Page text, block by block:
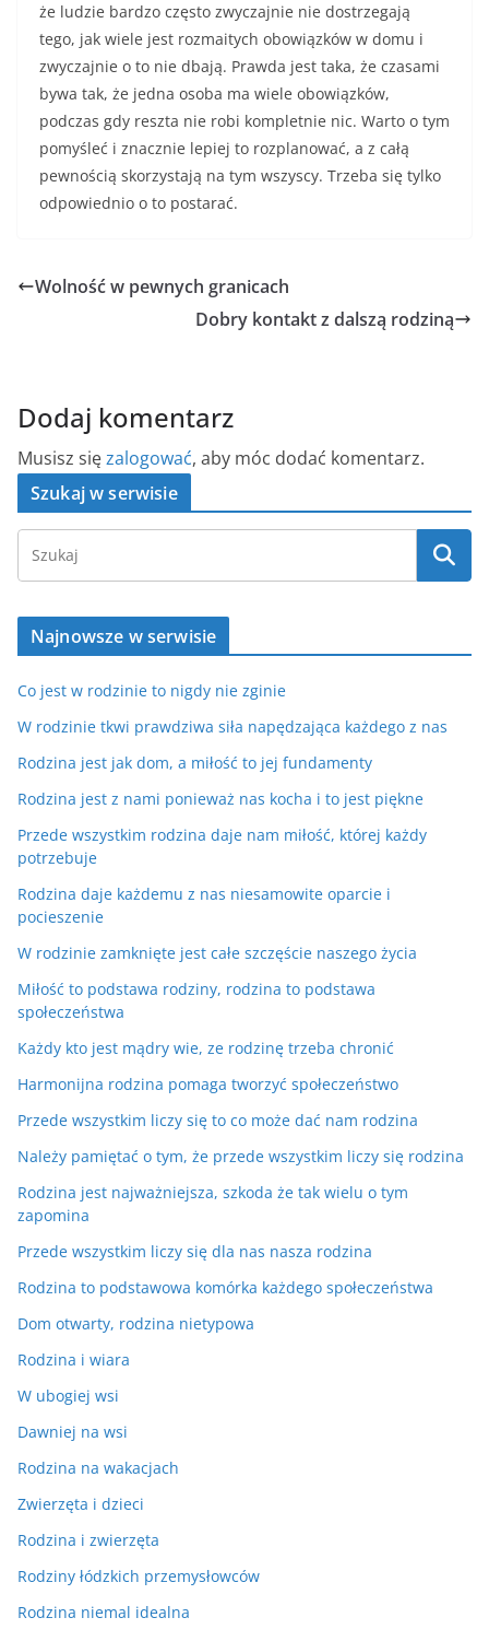
że ludzie bardzo często zwyczajnie nie dostrzegają
tego, jak wiele jest rozmaitych obowiązków w domu i
zwyczajnie o to nie dbają. Prawda jest taka, że czasami
bywa tak, że jedna osoba ma wiele obowiązków,
podczas gdy reszta nie robi kompletnie nic. Warto o tym
pomyśleć i znacznie lepiej to rozplanować, a z całą
pewnością skorzystają na tym wszyscy. Trzeba się tylko
odpowiednio o to postarać.
Wolność w pewnych granicach
Dobry kontakt z dalszą rodziną
Dodaj komentarz
Musisz sięzalogować, aby móc dodać komentarz.
Szukaj w serwisie
Najnowsze w serwisie
Co jest w rodzinie to nigdy nie zginie
W rodzinie tkwi prawdziwa siła napędzająca każdego z nas
Rodzina jest jak dom, a miłość to jej fundamenty
Rodzina jest z nami ponieważ nas kocha i to jest piękne
Przede wszystkim rodzina daje nam miłość, której każdy
potrzebuje
Rodzina daje każdemu z nas niesamowite oparcie i
pocieszenie
W rodzinie zamknięte jest całe szczęście naszego życia
Miłość to podstawa rodziny, rodzina to podstawa
społeczeństwa
Każdy kto jest mądry wie, ze rodzinę trzeba chronić
Harmonijna rodzina pomaga tworzyć społeczeństwo
Przede wszystkim liczy się to co może dać nam rodzina
Należy pamiętać o tym, że przede wszystkim liczy się rodzina
Rodzina jest najważniejsza, szkoda że tak wielu o tym
zapomina
Przede wszystkim liczy się dla nas nasza rodzina
Rodzina to podstawowa komórka każdego społeczeństwa
Dom otwarty, rodzina nietypowa
Rodzina i wiara
W ubogiej wsi
Dawniej na wsi
Rodzina na wakacjach
Zwierzęta i dzieci
Rodzina i zwierzęta
Rodziny łódzkich przemysłowców
Rodzina niemal idealna